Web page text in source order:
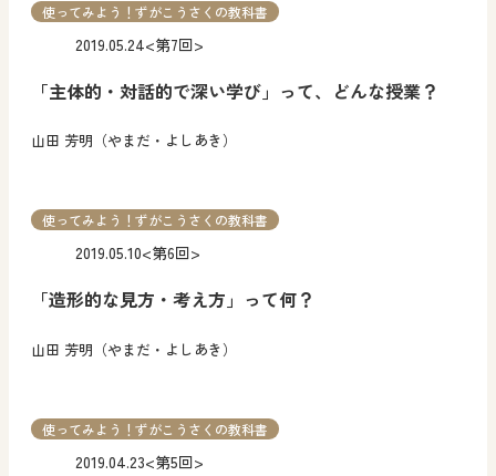
「主体的・対話的で深い学び」って、どんな授業？
山田 芳明（やまだ・よしあき）
2019.05.24<第7回>
使ってみよう！ずがこうさくの教科書
「造形的な見方・考え方」って何？
山田 芳明（やまだ・よしあき）
2019.05.10<第6回>
使ってみよう！ずがこうさくの教科書
2019.04.23<第5回>
使ってみよう！ずがこうさくの教科書